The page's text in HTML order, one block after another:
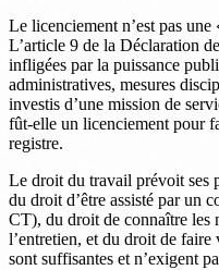
Le licenciement n’est pas
L’article 9 de la Déclaration
infligées par la puissance
administratives, mesures
investis d’une mission de
fût-elle un licenciement pour
registre.
Le droit du travail prévoit ses
du droit d’être assisté par un
CT), du droit de connaître les
l’entretien, et du droit de faire
sont suffisantes et n’exigent